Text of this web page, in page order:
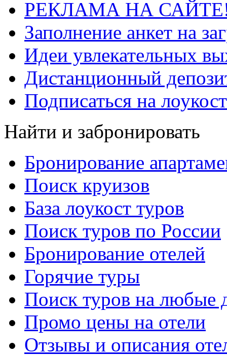
РЕКЛАМА НА
Заполнение анкет на
Идеи увлекательных
Дистанционный
Подписаться на
Найти и забронировать
Бронирование
Поиск круизов
База лоукост туров
Поиск туров по России
Бронирование отелей
Горячие туры
Поиск туров на любые
Промо цены на отели
Отзывы и описания